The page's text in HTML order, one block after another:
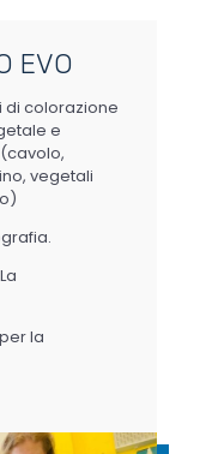
EVO
di colorazione
e
vegetali
la